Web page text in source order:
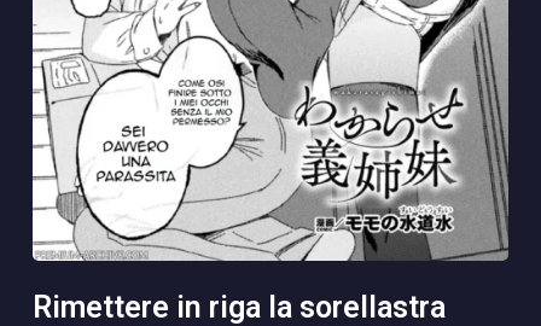
rimettere in riga la sorellastra